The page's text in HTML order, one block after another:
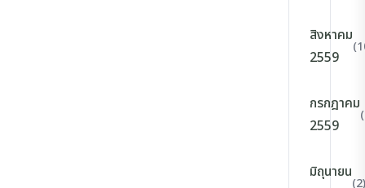
สิงหาคม
2559
กรกฎาคม
2559
มิถุนายน
(2)